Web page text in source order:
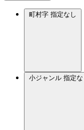
町村字 指定なし
小ジャンル 指定な